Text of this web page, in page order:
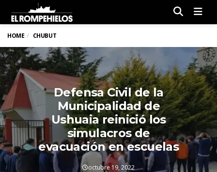
HOME CHUBUT
Defensa Civil de la
Municipalidad de
Ushuaia reinició los
simulacros de
evacuación en escuelas
octubre 19, 2022